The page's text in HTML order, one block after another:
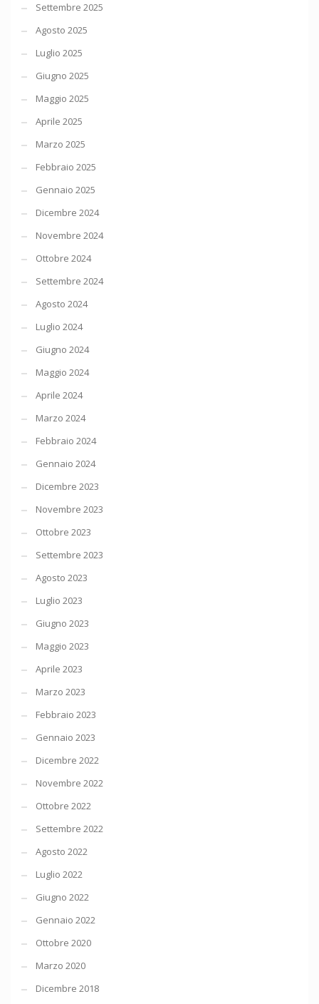
Settembre 2025
Agosto 2025
Luglio 2025
Giugno 2025
Maggio 2025
Aprile 2025
Marzo 2025
Febbraio 2025
Gennaio 2025
Dicembre 2024
Novembre 2024
Ottobre 2024
Settembre 2024
Agosto 2024
Luglio 2024
Giugno 2024
Maggio 2024
Aprile 2024
Marzo 2024
Febbraio 2024
Gennaio 2024
Dicembre 2023
Novembre 2023
Ottobre 2023
Settembre 2023
Agosto 2023
Luglio 2023
Giugno 2023
Maggio 2023
Aprile 2023
Marzo 2023
Febbraio 2023
Gennaio 2023
Dicembre 2022
Novembre 2022
Ottobre 2022
Settembre 2022
Agosto 2022
Luglio 2022
Giugno 2022
Gennaio 2022
Ottobre 2020
Marzo 2020
Dicembre 2018